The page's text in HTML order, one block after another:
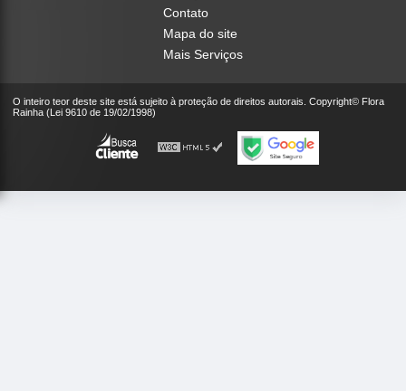
Contato
Mapa do site
Mais Serviços
O inteiro teor deste site está sujeito à proteção de direitos autorais. Copyright© Flora
Rainha (Lei 9610 de 19/02/1998)